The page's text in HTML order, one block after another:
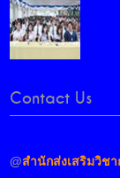
Contact Us
@สำนักส่งเสริมวิช